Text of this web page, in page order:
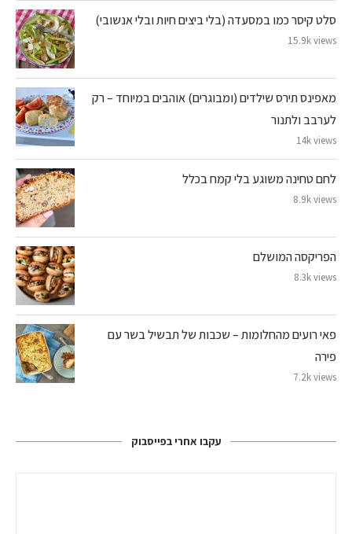
סלט קיסר כמו במסעדה (בלי ביצים חיות ובלי אנשובי)
15.9k views
מאפינס תירס שילדים (ומבוגרים) אוהבים במיוחד – רק
לערבב ולתנור
14k views
לחם טחינה משוגע בלי קמח בכלל
8.9k views
הפריקסה המושלם
8.3k views
פאי רועים מהחלומות – שכבות של תבשיל בשר עם
פירה
7.2k views
עקבו אחרי בפייסבוק